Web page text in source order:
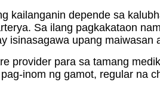
kailanganin depende sa
Sa ilang pagkakataon
isinasagawa upang
provider para sa tamang
inom ng gamot, regular na